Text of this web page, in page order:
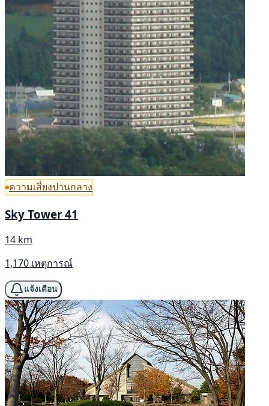
ความเสี่ยงปานกลาง
Sky Tower 41
14 km
1,170 เหตุการณ์
แจ้งเตือน